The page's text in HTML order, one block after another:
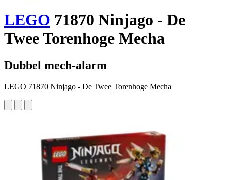
LEGO 71870 Ninjago - De
Twee Torenhoge Mecha
Dubbel mech-alarm
LEGO 71870 Ninjago - De Twee Torenhoge Mecha